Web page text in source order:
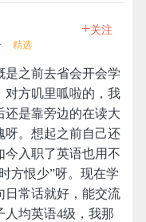
精选
+关注
是之前去省会开会学
对方叽里呱啦的，我
还是靠旁边的在读大
呀。想起之前自己还
今入职了英语也用不
方恨少”呀。现在学
日常话就好，能交流
人均英语4级，我那